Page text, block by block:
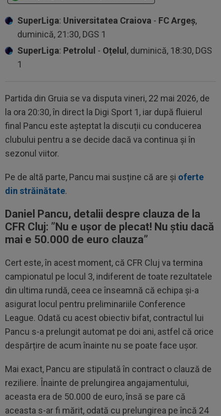
SuperLiga: Universitatea Craiova - FC Argeș,
duminică, 21:30, DGS 1
SuperLiga: Petrolul - Oțelul, duminică, 18:30, DGS
1
Partida din Gruia se va disputa vineri, 22 mai 2026, de
la ora 20:30, în direct la Digi Sport 1, iar după fluierul
final Pancu este așteptat la discuții cu conducerea
clubului pentru a se decide dacă va continua și în
sezonul viitor.
Pe de altă parte, Pancu mai susține că are și oferte
din străinătate.
Daniel Pancu, detalii despre clauza de la
CFR Cluj: ”Nu e ușor de plecat! Nu știu dacă
mai e 50.000 de euro clauza”
Cert este, în acest moment, că CFR Cluj va termina
campionatul pe locul 3, indiferent de toate rezultatele
din ultima rundă, ceea ce înseamnă că echipa și-a
asigurat locul pentru preliminariile Conference
League. Odată cu acest obiectiv bifat, contractul lui
Pancu s-a prelungit automat pe doi ani, astfel că orice
despărțire de acum înainte nu se poate face ușor.
Mai exact, Pancu are stipulată în contract o clauză de
reziliere. Înainte de prelungirea angajamentului,
aceasta era de 50.000 de euro, însă se pare că
aceasta s-ar fi mărit, odată cu prelungirea pe încă 24